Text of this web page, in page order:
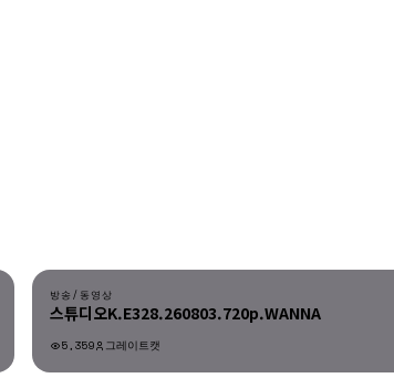
방송/동영상
스튜디오K.E328.260803.720p.WANNA
5,359 그레이트캣